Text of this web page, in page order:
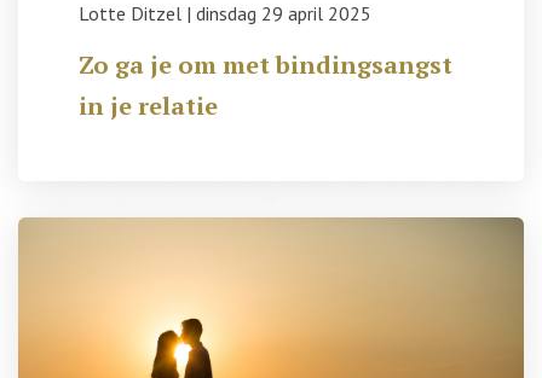
Lotte Ditzel | dinsdag 29 april 2025
Zo ga je om met bindingsangst
in je relatie